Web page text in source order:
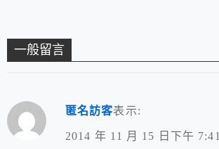
一般留言
匿名訪客表示:
2014 年 11 月 15 日下午 7:41